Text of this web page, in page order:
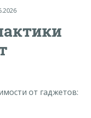
от гаджетов: